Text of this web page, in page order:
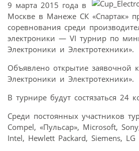
9 марта 2015 года в
Москве в Манеже СК «Спартак»
соревнования среди
электроники — VI турнир по
Электроники и Электротехники».
Объявлено открытие заявочной
Электроники и Электротехники».
В турнире будут состязаться 24
Среди постоянных участников
Compel, «Пульсар», Microsoft,
Intel, Hewlett Packard, Siemens,